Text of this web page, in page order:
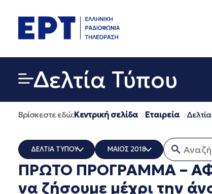
περιεχόμενο
Δελτία Τύπου
Βρίσκεστε εδώ:Κεντρική σελίδα Εταιρεία
ΔΕΛΤΙΑ ΤΥΠΟΥ
ERT COSMOS
ERTECHO
ΜΑΙΟΣ 2018
ΟΛΑ
ΜΑΡΤΙΟΣ 2026
ΠΡΩΤΟ ΠΡΟΓΡΑΜΜΑ –
να ζήσουμε μέχρι την